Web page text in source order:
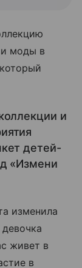
моды в
и
детей-
«Измени
изменила
живет в
в